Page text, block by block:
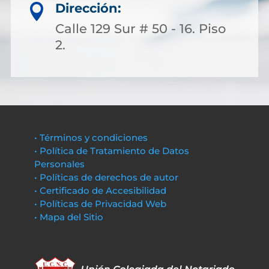

Dirección:
Calle 129 Sur # 50 - 16. Piso
2.
• Términos y condiciones
• Política de Tratamiento de Datos
Personales
• Políticas de derechos de autor
• Certificado de Accesibilidad
• Políticas de Privacidad Web
• Mapa del Sitio